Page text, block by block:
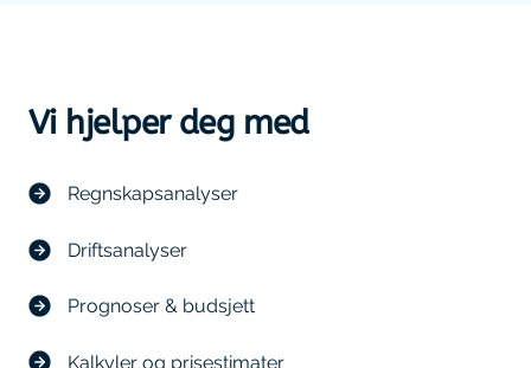
Vi hjelper deg med
Regnskapsanalyser
Driftsanalyser
Prognoser & budsjett
Kalkyler og prisestimater